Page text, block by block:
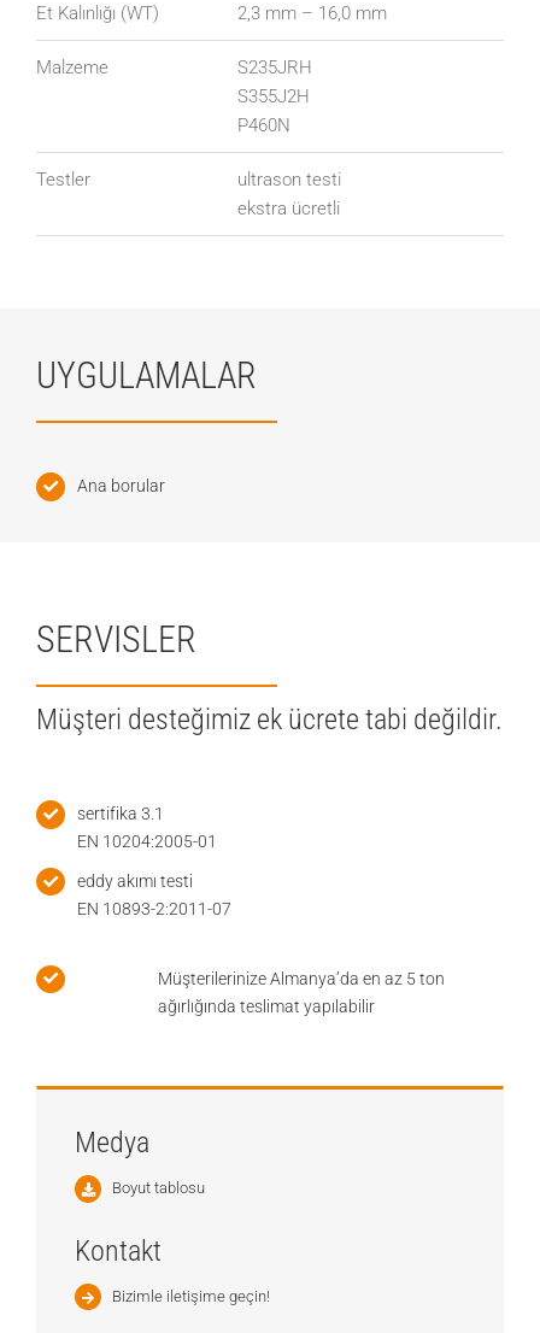
Et Kalınlığı (WT) 2,3 mm – 16,0 mm
Malzeme
S235JRH
S355J2H
P460N
Testler
ultrason testi
ekstra ücretli
UYGULAMALAR
Ana borular
SERVISLER
Müşteri desteğimiz ek ücrete tabi değildir.
sertifika 3.1
EN 10204:2005-01
eddy akımı testi
EN 10893-2:2011-07
Müşterilerinize Almanya’da en az 5 ton
ağırlığında teslimat yapılabilir
Medya
Boyut tablosu
Kontakt
Bizimle iletişime geçin!